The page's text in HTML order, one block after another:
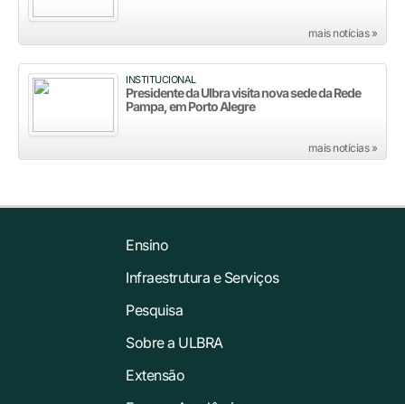
mais notícias »
INSTITUCIONAL
Presidente da Ulbra visita nova sede da Rede
Pampa, em Porto Alegre
mais notícias »
Ensino
Infraestrutura e Serviços
Pesquisa
Sobre a ULBRA
Extensão